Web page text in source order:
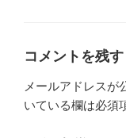
コメントを残す
メールアドレスが
いている欄は必須